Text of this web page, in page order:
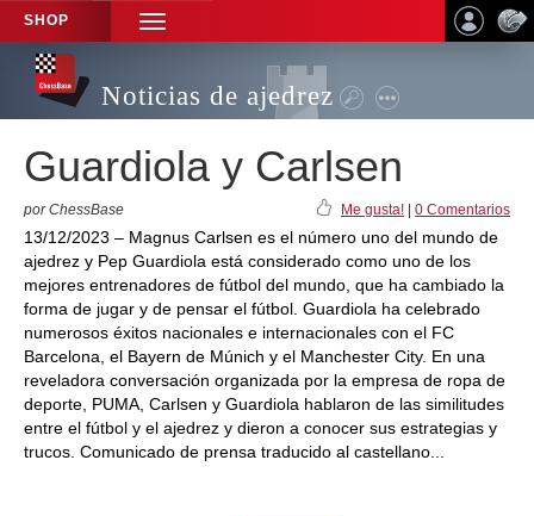
SHOP
TOGGLE
NAVIGATION
Noticias de ajedrez
Guardiola y Carlsen
por ChessBase Me gusta! 0 Comentarios
13/12/2023 – Magnus Carlsen es el número uno del mundo de
ajedrez y Pep Guardiola está considerado como uno de los
mejores entrenadores de fútbol del mundo, que ha cambiado la
forma de jugar y de pensar el fútbol. Guardiola ha celebrado
numerosos éxitos nacionales e internacionales con el FC
Barcelona, el Bayern de Múnich y el Manchester City. En una
reveladora conversación organizada por la empresa de ropa de
deporte, PUMA, Carlsen y Guardiola hablaron de las similitudes
entre el fútbol y el ajedrez y dieron a conocer sus estrategias y
trucos. Comunicado de prensa traducido al castellano...